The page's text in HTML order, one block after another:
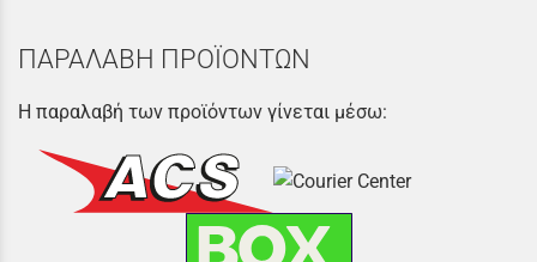
ΠΑΡΑΛΑΒΗ ΠΡΟΪΟΝΤΩΝ
Η παραλαβή των προϊόντων γίνεται μέσω: